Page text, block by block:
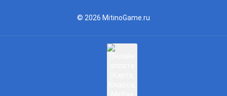
© 2026 MitinoGame.ru